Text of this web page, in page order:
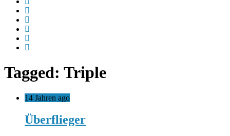
Tagged: Triple
14 Jahren ago
Überflieger